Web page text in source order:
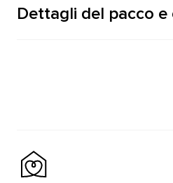
Dettagli del pacco e